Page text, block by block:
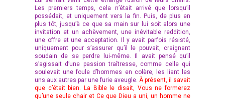
Les premiers temps, cela n’était arrivé que lorsqu’il
possédait, et uniquement vers la fin. Puis, de plus en
plus tôt, jusqu’à ce que sa main sur lui soit alors une
invitation et un achèvement, une inévitable reddition,
une offre et une acceptation. Il y avait parfois résisté,
uniquement pour s’assurer qu’il le pouvait, craignant
soudain de se perdre lui-même. Il avait pensé qu’il
s’agissait d’une passion traîtresse, comme celle qui
soulevait une foule d’hommes en colère, les liant les
uns aux autres par une furie aveugle. À présent, il savait
que c’était bien. La Bible le disait, Vous ne formerez
qu’une seule chair et Ce que Dieu a uni, un homme ne